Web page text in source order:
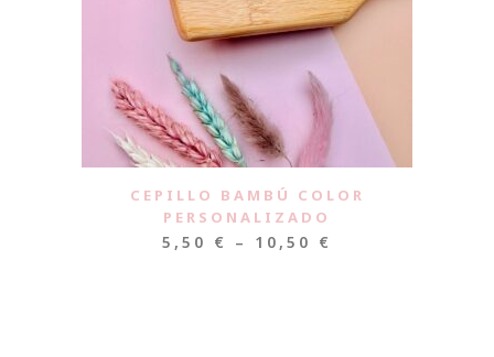
CEPILLO BAMBÚ COLOR
PERSONALIZADO
5,50 € – 10,50 €